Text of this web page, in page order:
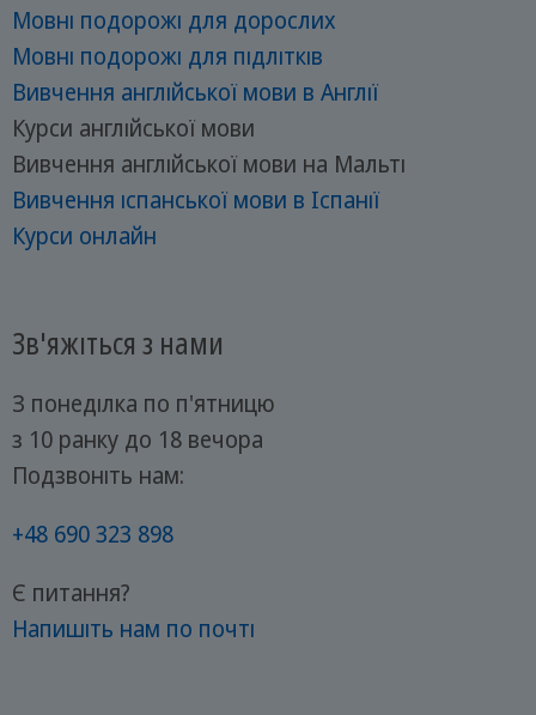
Мовні подорожі для дорослих
Мовні подорожі для підлітків
Вивчення англійської мови в Англії
Курси англійської мови
Вивчення англійської мови на Мальті
Вивчення іспанської мови в Іспанії
Курси онлайн
Зв'яжіться з нами
З понеділка по п'ятницю
з 10 ранку до 18 вечора
Подзвоніть нам:
+48 690 323 898
Є питання?
Напишіть нам по почті